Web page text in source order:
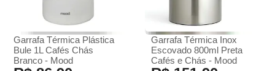
Garrafa Térmica Plástica
Bule 1L Cafés Chás
Branco - Mood
Garrafa Térmica Inox
Escovado 800ml Preta
Cafés e Chás - Mood